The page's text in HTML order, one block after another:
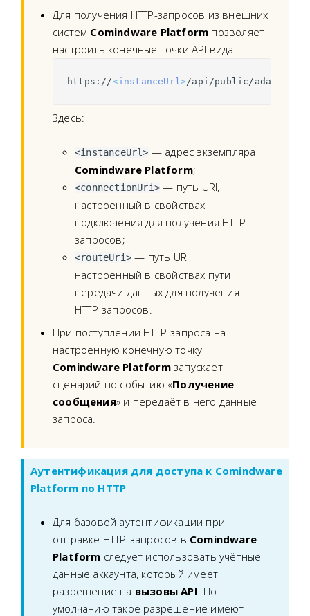
Для получения HTTP-запросов из внешних
систем Comindware Platform позволяет
настроить конечные точки API вида:
https://<instanceUrl>/api/public/adapter/
Здесь:
<instanceUrl> — адрес экземпляра
Comindware Platform;
<connectionUri> — путь URI,
настроенный в свойствах
подключения для получения HTTP-
запросов;
<routeUri> — путь URI,
настроенный в свойствах пути
передачи данных для получения
HTTP-запросов.
При поступлении HTTP-запроса на
настроенную конечную точку
Comindware Platformзапускает
сценарий по событию «Получение
сообщения» и передаёт в него данные
запроса.
Аутентификация для доступа к Comindware
Platform по HTTP
Для базовой аутентификации при
отправке HTTP-запросов в Comindware
Platform следует использовать учётные
данные аккаунта, который имеет
разрешение на вызовы API . По
умолчанию такое разрешение имеют